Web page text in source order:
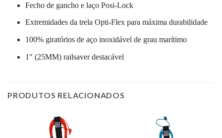
Fecho de gancho e laço Posi-Lock
Extremidades da trela Opti-Flex para máxima durabilidade
100% giratórios de aço inoxidável de grau marítimo
1″ (25MM) railsaver destacável
PRODUTOS RELACIONADOS